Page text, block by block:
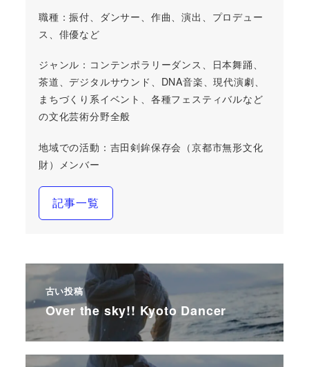
職種：振付、ダンサー、作曲、演出、プロデュー
ス、俳優など
ジャンル：コンテンポラリーダンス、日本舞踊、
茶道、デジタルサウンド、DNA音楽、現代演劇、
まちづくり系イベント、各種フェスティバルなど
の文化芸術分野全般
地域での活動：吉田剣鉾保存会（京都市無形文化
財）メンバー
記事一覧
古い投稿
Over the sky!! Kyoto Dancer